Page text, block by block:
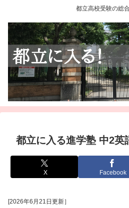
都立高校受験の総
都立に入る進学塾 中2英
X Facebook
[2026年6月21日更新］